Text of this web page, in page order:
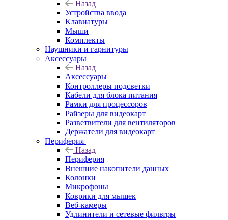
Назад
Устройства ввода
Клавиатуры
Мыши
Комплекты
Наушники и гарнитуры
Аксессуары
Назад
Аксессуары
Контроллеры подсветки
Кабели для блока питания
Рамки для процессоров
Райзеры для видеокарт
Разветвители для вентиляторов
Держатели для видеокарт
Периферия
Назад
Периферия
Внешние накопители данных
Колонки
Микрофоны
Коврики для мышек
Веб-камеры
Удлинители и сетевые фильтры